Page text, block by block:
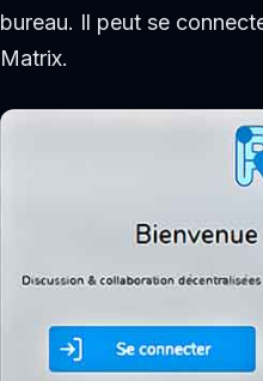
bureau. Il peut se
Matrix.